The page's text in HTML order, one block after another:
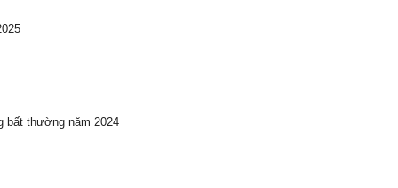
bất thường năm 2024